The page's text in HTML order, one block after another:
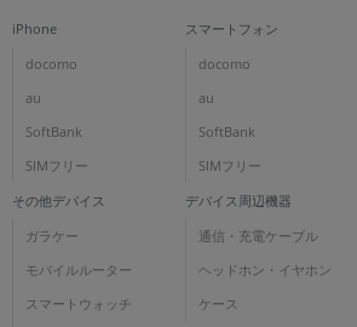
iPhone
docomo
au
SoftBank
SIMフリー
スマートフォン
docomo
au
SoftBank
SIMフリー
その他デバイス
ガラケー
モバイルルーター
スマートウォッチ
デバイス周辺機器
通信・充電ケーブル
ヘッドホン・イヤホン
ケース